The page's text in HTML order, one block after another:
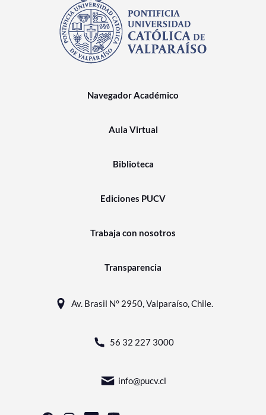
Navegador Académico
Aula Virtual
Biblioteca
Ediciones PUCV
Trabaja con nosotros
Transparencia
Av. Brasil N° 2950, Valparaíso, Chile.
56 32 227 3000
info@pucv.cl